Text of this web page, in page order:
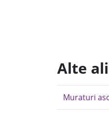
Alte
Muraturi